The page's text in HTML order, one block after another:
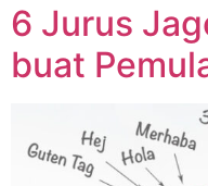
6 Jurus
buat